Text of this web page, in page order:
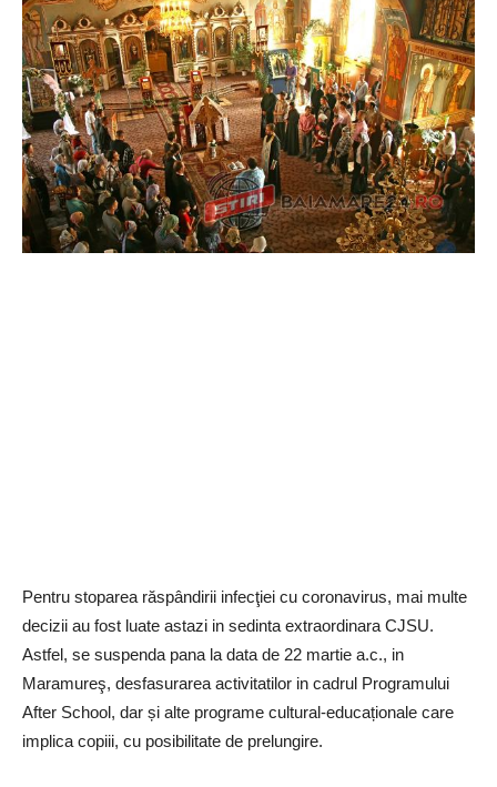
Pentru stoparea răspândirii infecţiei cu coronavirus, mai multe
decizii au fost luate astazi in sedinta extraordinara CJSU.
Astfel, se suspenda pana la data de 22 martie a.c., in
Maramureş, desfasurarea activitatilor in cadrul Programului
After School, dar și alte programe cultural-educaționale care
implica copiii, cu posibilitate de prelungire.